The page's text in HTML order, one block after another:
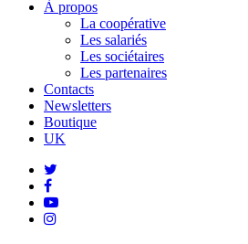
À propos
La coopérative
Les salariés
Les sociétaires
Les partenaires
Contacts
Newsletters
Boutique
UK
twitter
facebook
youtube
instagram